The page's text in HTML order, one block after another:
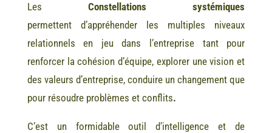
Les Constellations systémiques
permettent d’appréhender les multiples niveaux
relationnels en jeu dans l’entreprise tant pour
renforcer la cohésion d’équipe, explorer une vision et
des valeurs d’entreprise, conduire un changement que
pour résoudre problèmes et conflits.
C’est un formidable outil d’intelligence et de